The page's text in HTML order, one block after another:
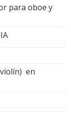
para oboe y
en